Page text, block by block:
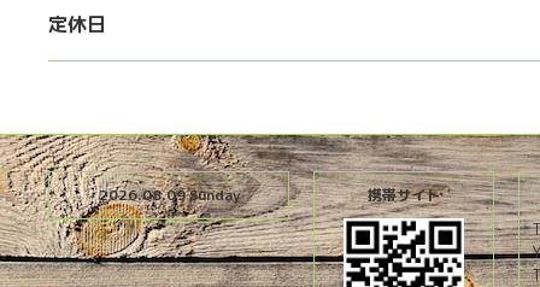
定休日
2026.08.09 Sunday 携帯サイト